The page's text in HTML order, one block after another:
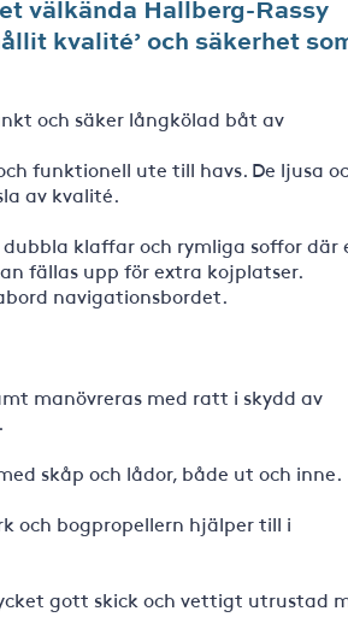
välkända Hallberg-Rassy
kvalité’ och säkerhet
och säker långkölad båt av
funktionell ute till havs. De ljusa
av kvalité.
klaffar och rymliga soffor där
fällas upp för extra kojplatser.
navigationsbordet.
manövreras med ratt i skydd av
skåp och lådor, både ut och inne.
och bogpropellern hjälper till i
gott skick och vettigt utrustad